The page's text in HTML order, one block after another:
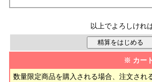
以上でよろしけれ
※ カー
数量限定商品を購入される場合、注文され